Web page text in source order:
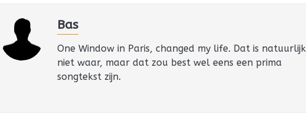
Bas
One Window in Paris, changed my life. Dat is natuurlijk
niet waar, maar dat zou best wel eens een prima
songtekst zijn.